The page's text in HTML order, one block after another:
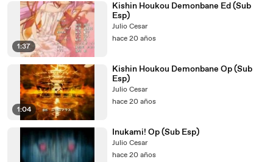
1:37
Kishin Houkou Demonbane Ed (Sub
Esp)
Julio Cesar
hace 20 años
1:04
Kishin Houkou Demonbane Op (Sub
Esp)
Julio Cesar
hace 20 años
Inukami! Op (Sub Esp)
Julio Cesar
hace 20 años